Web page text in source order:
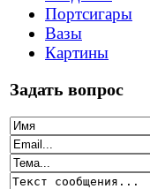
Портсигары
Вазы
Картины
Задать вопрос